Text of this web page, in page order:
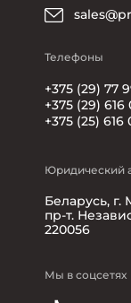
Телефоны
+375 (29) 77
+375 (29) 616
+375 (25) 616
Юридический
Беларусь, г.
пр-т.
220056
Мы в соцсетях